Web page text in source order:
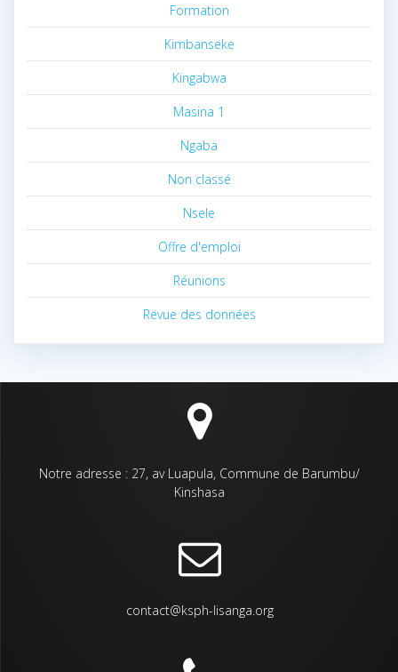
Formation
Kimbanseke
Kingabwa
Masina 1
Ngaba
Non classé
Nsele
Offre d'emploi
Réunions
Revue des données
Notre adresse : 27, av Luapula, Commune de Barumbu/
Kinshasa
contact@ksph-lisanga.org